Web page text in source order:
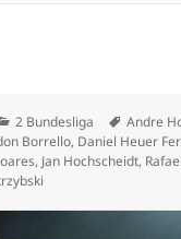
Kategorien
2 Bundesliga Andre
Borrello, Daniel Heuer
, Jan Hochscheidt,